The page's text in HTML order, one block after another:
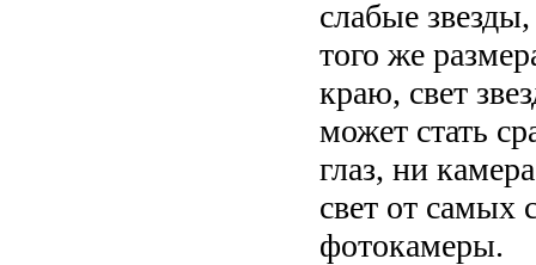
слабые
того же
краю, свет
может стать
глаз, ни
свет от самых
фотокамеры.